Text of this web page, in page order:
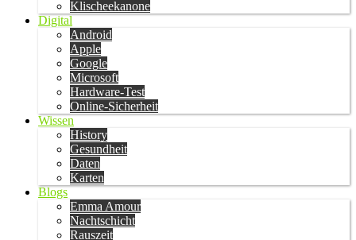
Klischeekanone
Digital
Android
Apple
Google
Microsoft
Hardware-Test
Online-Sicherheit
Wissen
History
Gesundheit
Daten
Karten
Blogs
Emma Amour
Nachtschicht
Rauszeit